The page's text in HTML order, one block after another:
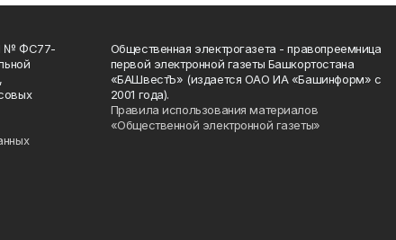
№ ФС77-
Общественная электрогазета - правопреемница
первой электронной газеты Башкортостана
«БАШвестЪ» (издается ОАО ИА «Башинформ» с
2001 года).
Правила использования материалов
«Общественной электронной газеты»